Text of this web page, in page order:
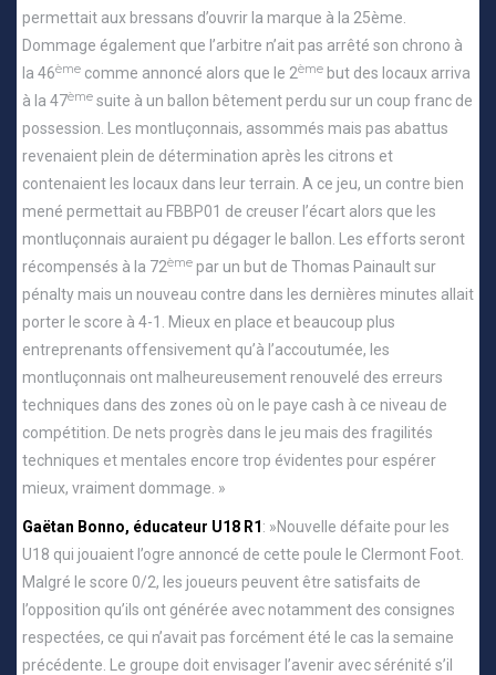
permettait aux bressans d’ouvrir la marque à la 25ème.
Dommage également que l’arbitre n’ait pas arrêté son chrono à
la 46ème comme annoncé alors que le 2ème but des locaux arriva
à la 47ème suite à un ballon bêtement perdu sur un coup franc de
possession. Les montluçonnais, assommés mais pas abattus
revenaient plein de détermination après les citrons et
contenaient les locaux dans leur terrain. A ce jeu, un contre bien
mené permettait au FBBP01 de creuser l’écart alors que les
montluçonnais auraient pu dégager le ballon. Les efforts seront
récompensés à la 72ème par un but de Thomas Painault sur
pénalty mais un nouveau contre dans les dernières minutes allait
porter le score à 4-1. Mieux en place et beaucoup plus
entreprenants offensivement qu’à l’accoutumée, les
montluçonnais ont malheureusement renouvelé des erreurs
techniques dans des zones où on le paye cash à ce niveau de
compétition. De nets progrès dans le jeu mais des fragilités
techniques et mentales encore trop évidentes pour espérer
mieux, vraiment dommage. »
Gaëtan Bonno, éducateur U18 R1: »Nouvelle défaite pour les
U18 qui jouaient l’ogre annoncé de cette poule le Clermont Foot.
Malgré le score 0/2, les joueurs peuvent être satisfaits de
l’opposition qu’ils ont générée avec notamment des consignes
respectées, ce qui n’avait pas forcément été le cas la semaine
précédente. Le groupe doit envisager l’avenir avec sérénité s’il